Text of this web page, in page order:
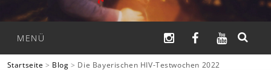
MENÜ INSTAGRAMFACEBOOK
Startseite > Blog > Die Bayerischen HIV-Testwochen 2022